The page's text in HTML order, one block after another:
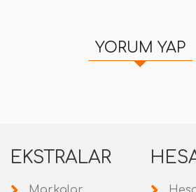
YORUM YAP
EKSTRALAR